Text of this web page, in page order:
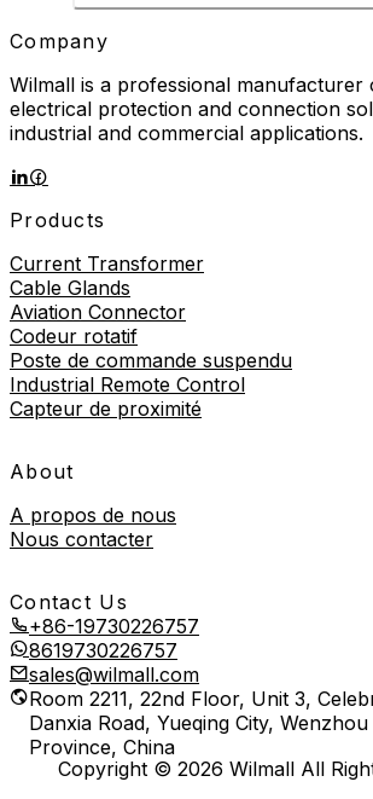
Company
Wilmall is a professional
electrical protection and connection
industrial and commercial applications.
Products
Current Transformer
Cable Glands
Aviation Connector
Codeur rotatif
Poste de commande suspendu
Industrial Remote Control
Capteur de proximité
About
A propos de nous
Nous contacter
Contact Us
+86-19730226757
8619730226757
sales@wilmall.com
Room 2211, 22nd Floor, Unit 3,
Danxia Road, Yueqing City,
Province, China
Copyright © 2026 Wilmall All